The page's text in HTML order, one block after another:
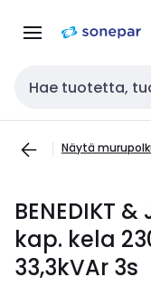
navigointiinsisältöön
Haku
Näytä
BENEDIKT
kap. kela
33,3kVAr 3s